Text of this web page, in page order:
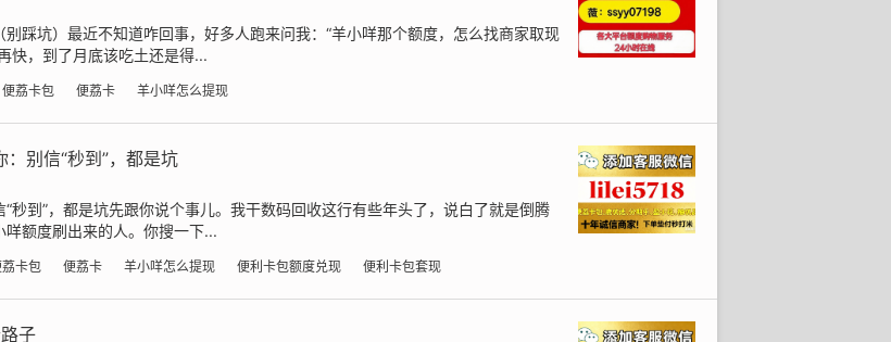
踩坑）最近不知道咋回事，好多人跑来问我：“羊小咩那个额度，怎么找商家取现
快，到了月底该吃土还是得...
便荔卡包 便荔卡 羊小咩怎么提现
别信“秒到”，都是坑
秒到”，都是坑先跟你说个事儿。我干数码回收这行有些年头了，说白了就是倒腾
额度刷出来的人。你搜一下...
荔卡包 便荔卡 羊小咩怎么提现 便利卡包额度兑现 便利卡包套现
子